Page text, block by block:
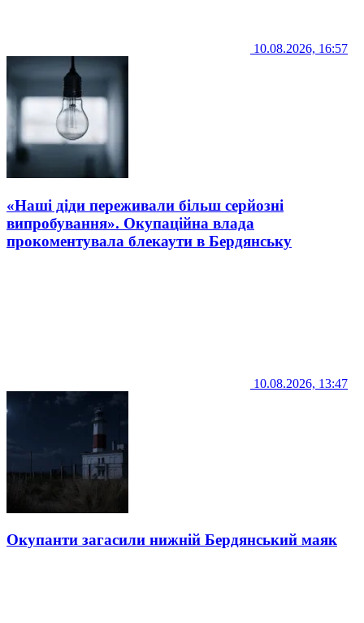
10.08.2026, 16:57
«Наші діди переживали більш серйозні
випробування». Окупаційна влада
прокоментувала блекаути в Бердянську
10.08.2026, 13:47
Окупанти загасили нижній Бердянський маяк